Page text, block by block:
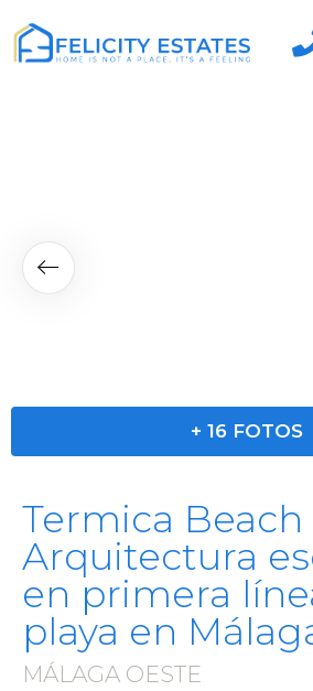
+ 16 FOTOS
Termica Beach
Arquitectura
en primera
playa en
MÁLAGA OESTE